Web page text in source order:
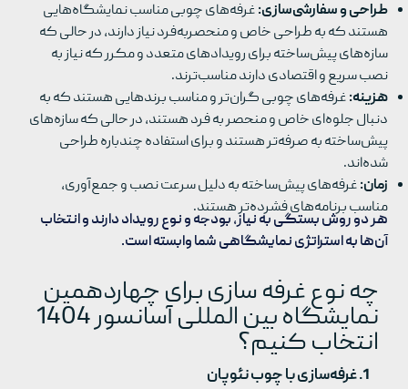
طراحی و سفارشی‌سازی:غرفه‌های چوبی مناسب نمایشگاه‌هایی
هستند که به طراحی خاص و منحصربه‌فرد نیاز دارند، در حالی که
سازه‌های پیش‌ساخته برای رویدادهای متعدد و مکرر که نیاز به
نصب سریع و اقتصادی دارند مناسب‌ترند.
هزینه:غرفه‌های چوبی گران‌تر و مناسب برندهایی هستند که به
دنبال جلوه‌ای خاص و منحصر به فرد هستند، در حالی که سازه‌های
پیش‌ساخته به صرفه‌تر هستند و برای استفاده چندباره طراحی
شده‌اند.
زمان:غرفه‌های پیش‌ساخته به دلیل سرعت نصب و جمع‌آوری،
مناسب برنامه‌های فشرده‌تر هستند.
هر دو روش بستگی به نیاز، بودجه و نوع رویداد دارند و انتخاب
آن‌ها به استراتژی نمایشگاهی شما وابسته است.
چه نوع غرفه سازی برای چهاردهمین
نمایشگاه بین المللی آسانسور 1404
انتخاب کنیم؟
1. غرفه‌سازی با چوب نئوپان